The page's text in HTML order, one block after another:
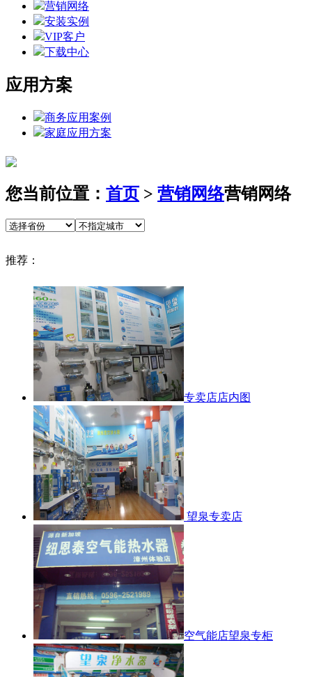
营销网络
安装实例
VIP客户
下载中心
应用方案
商务应用案例
家庭应用方案
您当前位置： 首页 > 营销网络营销网络
推荐：
专卖店店内图
望泉专卖店
空气能店望泉专柜